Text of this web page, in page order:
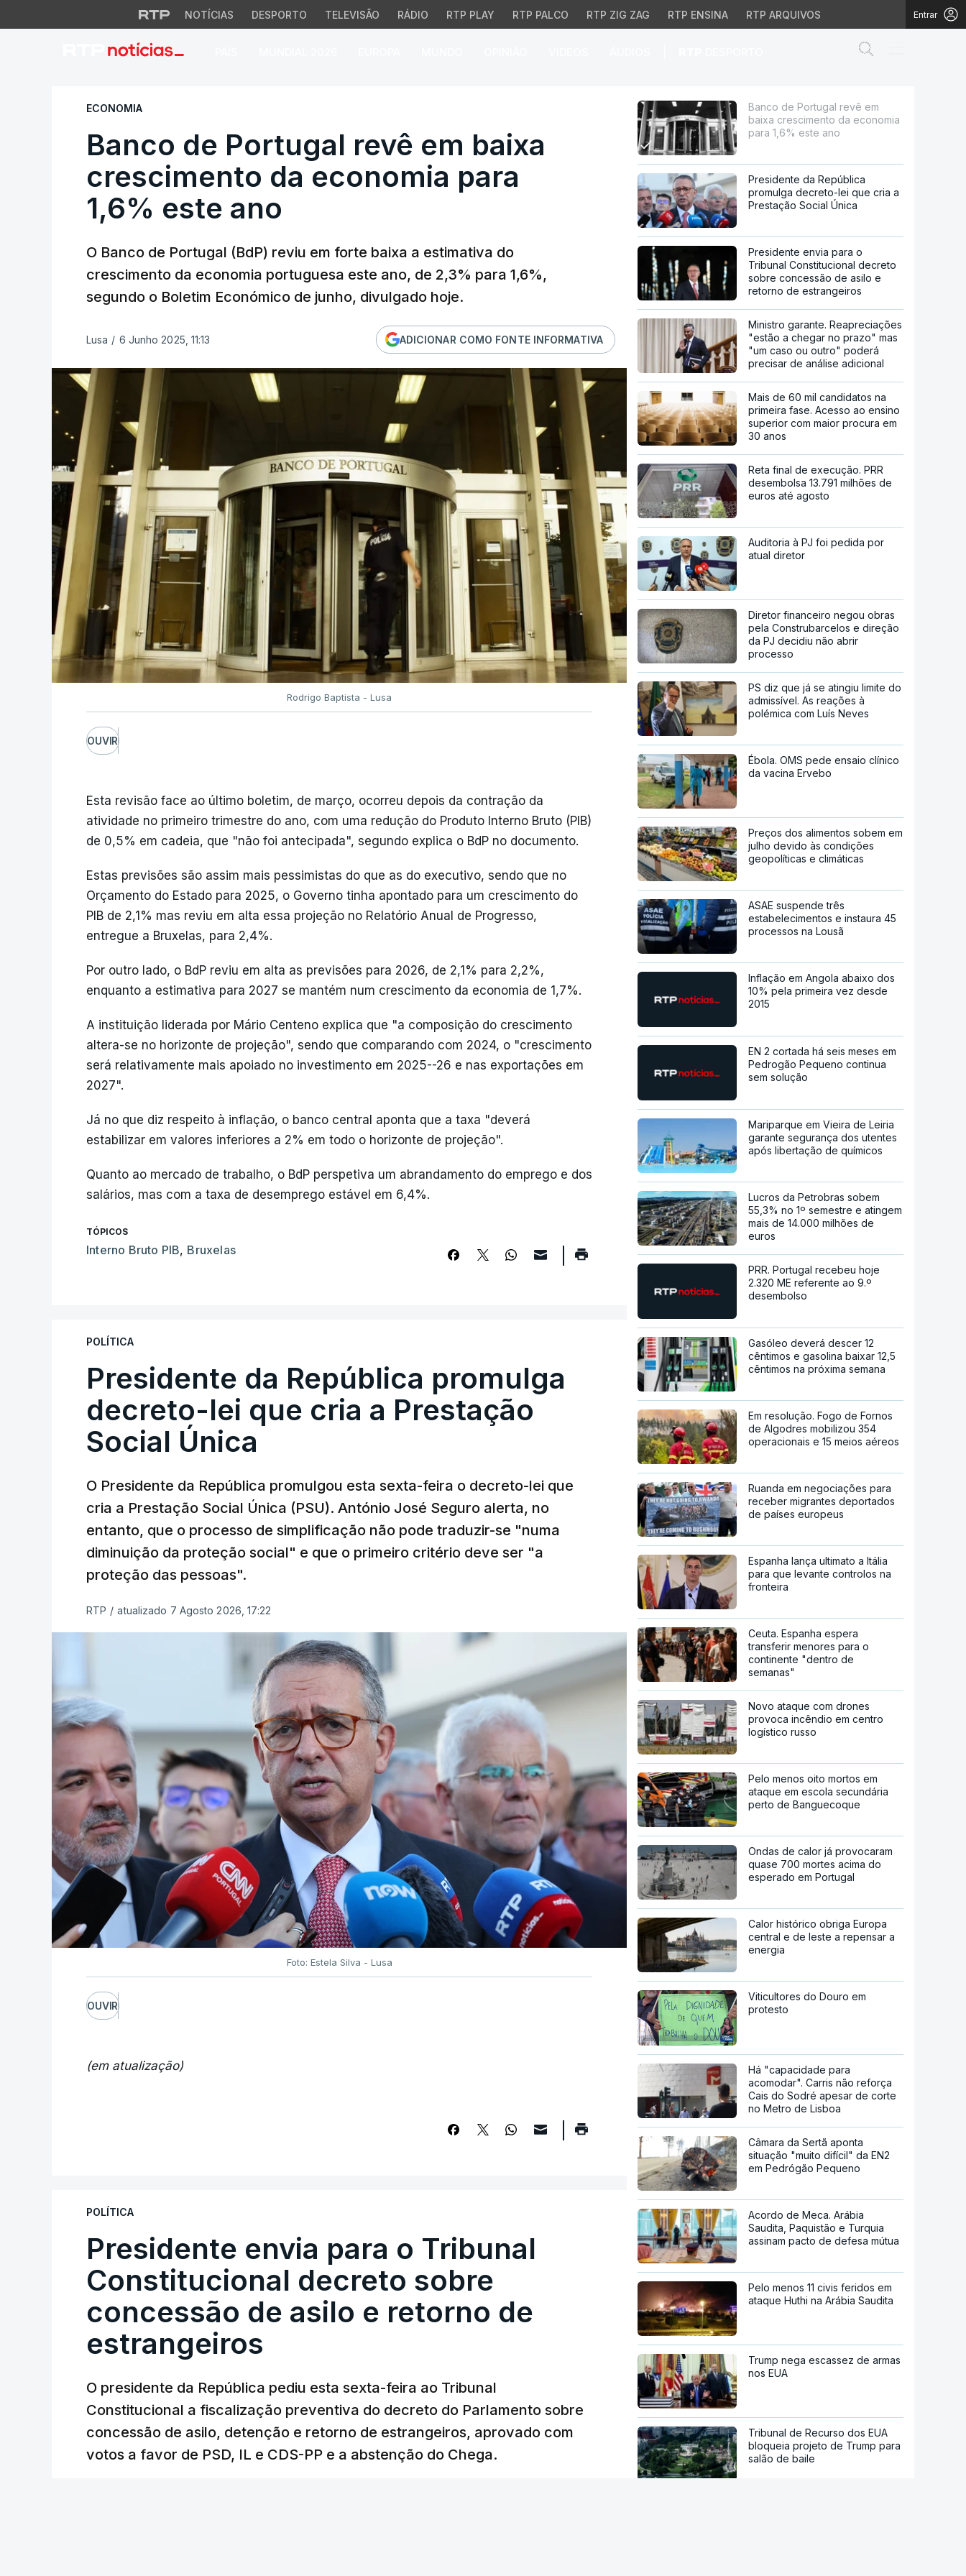
NOTÍCIAS DESPORTO TELEVISÃO RÁDIO RTP PLAY RTP PALCO RTP ZIG ZAG RTP ENSINA RTP ARQUIVOS Entrar
Banco de Portugal revê em baixa crescimento da economia para
ECONOMIA
Banco de Portugal revê em baixa
crescimento da economia para
1,6% este ano
O Banco de Portugal (BdP) reviu em forte baixa a estimativa do
crescimento da economia portuguesa este ano, de 2,3% para 1,6%,
segundo o Boletim Económico de junho, divulgado hoje.
Lusa / 6 Junho 2025, 11:13 ADICIONAR COMO FONTE INFORMATIVA
Rodrigo Baptista - Lusa
OUVIR
Esta revisão face ao último boletim, de março, ocorreu depois da contração da
atividade no primeiro trimestre do ano, com uma redução do Produto Interno Bruto (PIB)
de 0,5% em cadeia, que "não foi antecipada", segundo explica o BdP no documento.
Estas previsões são assim mais pessimistas do que as do executivo, sendo que no
Orçamento do Estado para 2025, o Governo tinha apontado para um crescimento do
PIB de 2,1% mas reviu em alta essa projeção no Relatório Anual de Progresso,
entregue a Bruxelas, para 2,4%.
Por outro lado, o BdP reviu em alta as previsões para 2026, de 2,1% para 2,2%,
enquanto a estimativa para 2027 se mantém num crescimento da economia de 1,7%.
A instituição liderada por Mário Centeno explica que "a composição do crescimento
altera-se no horizonte de projeção", sendo que comparando com 2024, o "crescimento
será relativamente mais apoiado no investimento em 2025--26 e nas exportações em
2027".
Já no que diz respeito à inflação, o banco central aponta que a taxa "deverá
estabilizar em valores inferiores a 2% em todo o horizonte de projeção".
Quanto ao mercado de trabalho, o BdP perspetiva um abrandamento do emprego e dos
salários, mas com a taxa de desemprego estável em 6,4%.
TÓPICOS
Interno Bruto PIB, Bruxelas
POLÍTICA
Presidente da República promulga
decreto-lei que cria a Prestação
Social Única
O Presidente da República promulgou esta sexta-feira o decreto-lei que
cria a Prestação Social Única (PSU). António José Seguro alerta, no
entanto, que o processo de simplificação não pode traduzir-se "numa
diminuição da proteção social" e que o primeiro critério deve ser "a
proteção das pessoas".
RTP / atualizado 7 Agosto 2026, 17:22
Foto: Estela Silva - Lusa
OUVIR
(em atualização)
POLÍTICA
Presidente envia para o Tribunal
Constitucional decreto sobre
concessão de asilo e retorno de
estrangeiros
O presidente da República pediu esta sexta-feira ao Tribunal
Constitucional a fiscalização preventiva do decreto do Parlamento sobre
concessão de asilo, detenção e retorno de estrangeiros, aprovado com
votos a favor de PSD, IL e CDS-PP e a abstenção do Chega.
Banco de Portugal revê em
baixa crescimento da economia
para 1,6% este ano
Presidente da República
promulga decreto-lei que cria a
Prestação Social Única
Presidente envia para o
Tribunal Constitucional decreto
sobre concessão de asilo e
retorno de estrangeiros
Ministro garante. Reapreciações
"estão a chegar no prazo" mas
"um caso ou outro" poderá
precisar de análise adicional
Mais de 60 mil candidatos na
primeira fase. Acesso ao ensino
superior com maior procura em
30 anos
Reta final de execução. PRR
desembolsa 13.791 milhões de
euros até agosto
Auditoria à PJ foi pedida por
atual diretor
Diretor financeiro negou obras
pela Construbarcelos e direção
da PJ decidiu não abrir
processo
PS diz que já se atingiu limite do
admissível. As reações à
polémica com Luís Neves
Ébola. OMS pede ensaio clínico
da vacina Ervebo
Preços dos alimentos sobem em
julho devido às condições
geopolíticas e climáticas
ASAE suspende três
estabelecimentos e instaura 45
processos na Lousã
Inflação em Angola abaixo dos
10% pela primeira vez desde
2015
EN 2 cortada há seis meses em
Pedrogão Pequeno continua
sem solução
Mariparque em Vieira de Leiria
garante segurança dos utentes
após libertação de químicos
Lucros da Petrobras sobem
55,3% no 1º semestre e atingem
mais de 14.000 milhões de
euros
PRR. Portugal recebeu hoje
2.320 ME referente ao 9.º
desembolso
Gasóleo deverá descer 12
cêntimos e gasolina baixar 12,5
cêntimos na próxima semana
Em resolução. Fogo de Fornos
de Algodres mobilizou 354
operacionais e 15 meios aéreos
Ruanda em negociações para
receber migrantes deportados
de países europeus
Espanha lança ultimato a Itália
para que levante controlos na
fronteira
Ceuta. Espanha espera
transferir menores para o
continente "dentro de
semanas"
Novo ataque com drones
provoca incêndio em centro
logístico russo
Pelo menos oito mortos em
ataque em escola secundária
perto de Banguecoque
Ondas de calor já provocaram
quase 700 mortes acima do
esperado em Portugal
Calor histórico obriga Europa
central e de leste a repensar a
energia
Viticultores do Douro em
protesto
Há "capacidade para
acomodar". Carris não reforça
Cais do Sodré apesar de corte
no Metro de Lisboa
Câmara da Sertã aponta
situação "muito difícil" da EN2
em Pedrógão Pequeno
Acordo de Meca. Arábia
Saudita, Paquistão e Turquia
assinam pacto de defesa mútua
Pelo menos 11 civis feridos em
ataque Huthi na Arábia Saudita
Trump nega escassez de armas
nos EUA
Tribunal de Recurso dos EUA
bloqueia projeto de Trump para
salão de baile